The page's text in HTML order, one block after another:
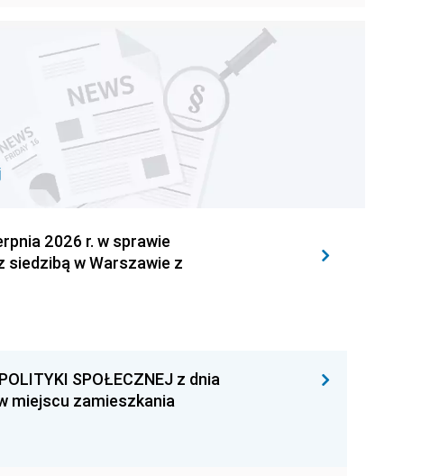
2026 r. w sprawie
siedzibą w Warszawie z
SPOŁECZNEJ z dnia
miejscu zamieszkania